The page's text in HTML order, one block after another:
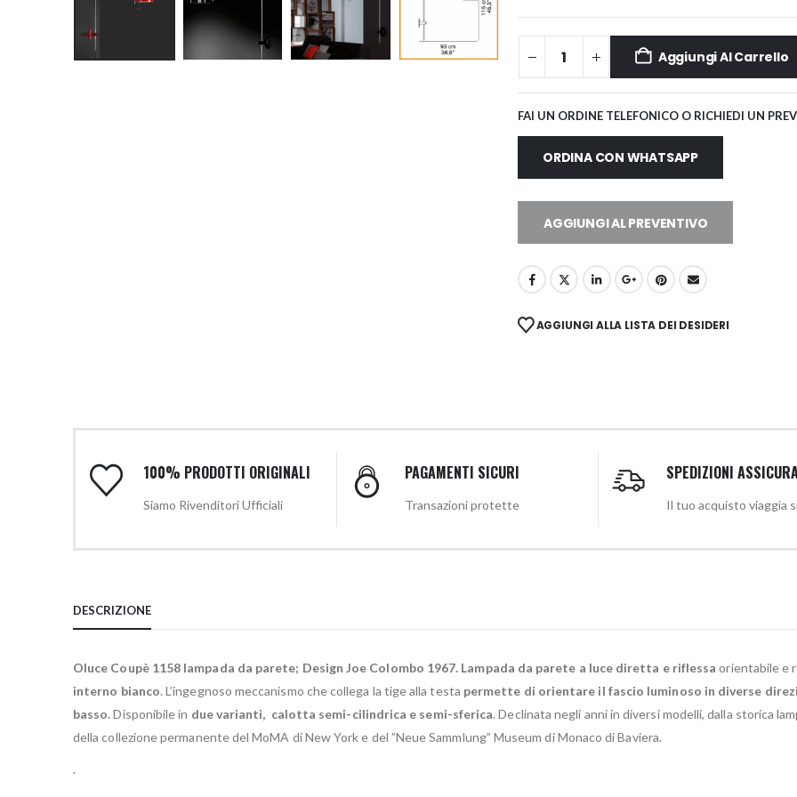
Aggiungi Al Carrello
FAI UN ORDINE TELEFONICO O RICHIEDI UN
ORDINA CON WHATSAPP
AGGIUNGI AL PREVENTIVO
AGGIUNGI ALLA LISTA DEI DESIDERI
100% PRODOTTI ORIGINALI
Siamo Rivenditori Ufficiali
PAGAMENTI SICURI
Transazioni protette
SPEDIZIONI
Il tuo acquisto viaggia
DESCRIZIONE
Oluce Coupè 1158 lampada da parete; Design Joe Colombo 1967. Lampada da parete a luce diretta e riflessa orientabile e
interno bianco. L’ingegnoso meccanismo che collega la tige alla testa permette di orientare il fascio luminoso in diverse
basso.Disponibile in due varianti, calotta semi-cilindrica e semi-sferica. Declinata negli anni in diversi modelli, dalla storica
della collezione permanente del MoMA di New York e del ”Neue Sammlung” Museum di Monaco di Baviera.
.